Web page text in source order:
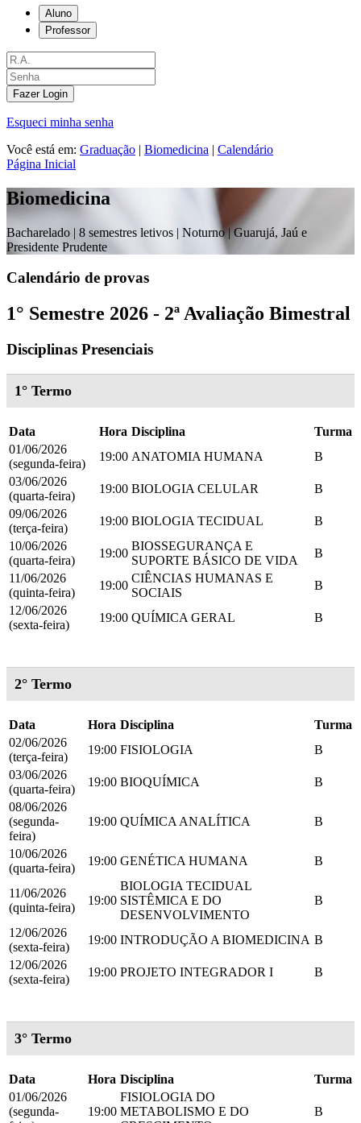
Aluno
Professor
Fazer Login
Esqueci minha senha
Você está em: Graduação | Biomedicina | Calendário
Página Inicial
Biomedicina
Bacharelado | 8 semestres letivos | Noturno| Guarujá, Jaú e
Presidente Prudente
Calendário de provas
1° Semestre 2026 - 2ª Avaliação Bimestral
Disciplinas Presenciais
1° Termo
Data Hora Disciplina
Turma
01/06/2026
(segunda-feira)
19:00 ANATOMIA HUMANA
B
03/06/2026
(quarta-feira)
19:00 BIOLOGIA CELULAR
B
09/06/2026
(terça-feira)
19:00 BIOLOGIA TECIDUAL
B
10/06/2026
(quarta-feira)
19:00
BIOSSEGURANÇA E
SUPORTE BÁSICO DE VIDA
B
11/06/2026
(quinta-feira)
19:00
CIÊNCIAS HUMANAS E
SOCIAIS
B
12/06/2026
(sexta-feira)
19:00 QUÍMICA GERAL B
2° Termo
Data Hora Disciplina
Turma
02/06/2026
(terça-feira)
19:00 FISIOLOGIA
B
03/06/2026
(quarta-feira)
19:00 BIOQUÍMICA
B
08/06/2026
(segunda-
feira)
19:00 QUÍMICA ANALÍTICA B
10/06/2026
(quarta-feira)
19:00 GENÉTICA HUMANA B
11/06/2026
(quinta-feira)
19:00
BIOLOGIA TECIDUAL
SISTÊMICA E DO
DESENVOLVIMENTO
B
12/06/2026
(sexta-feira)
19:00 INTRODUÇÃO A BIOMEDICINA B
12/06/2026
(sexta-feira)
19:00 PROJETO INTEGRADOR I B
3° Termo
Data Hora Disciplina
Turma
01/06/2026
(segunda-
19:00
FISIOLOGIA DO
METABOLISMO E DO
B